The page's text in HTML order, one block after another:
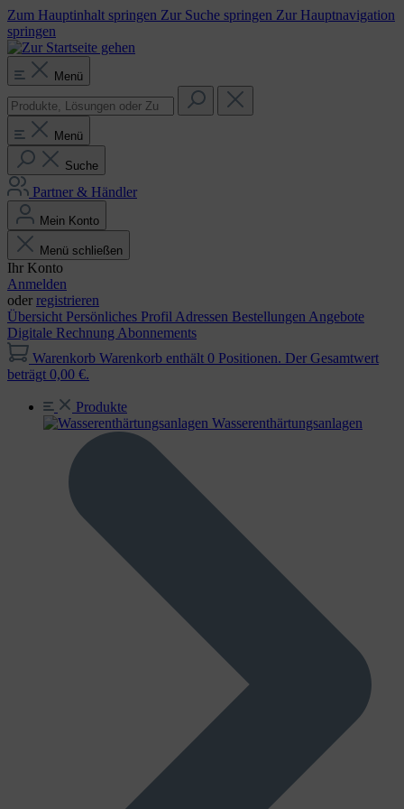
Zum Hauptinhalt springen Zur Suche springen Zur Hauptnavigation
springen
Menü
Menü
Suche
Partner & Händler
Mein Konto
Menü schließen
Ihr Konto
Anmelden
oder registrieren
Übersicht Persönliches Profil Adressen Bestellungen Angebote
Digitale Rechnung Abonnements
Warenkorb Warenkorb enthält 0 Positionen. Der Gesamtwert
beträgt 0,00 €.
Produkte
Wasser­enthärtungs­anlagen